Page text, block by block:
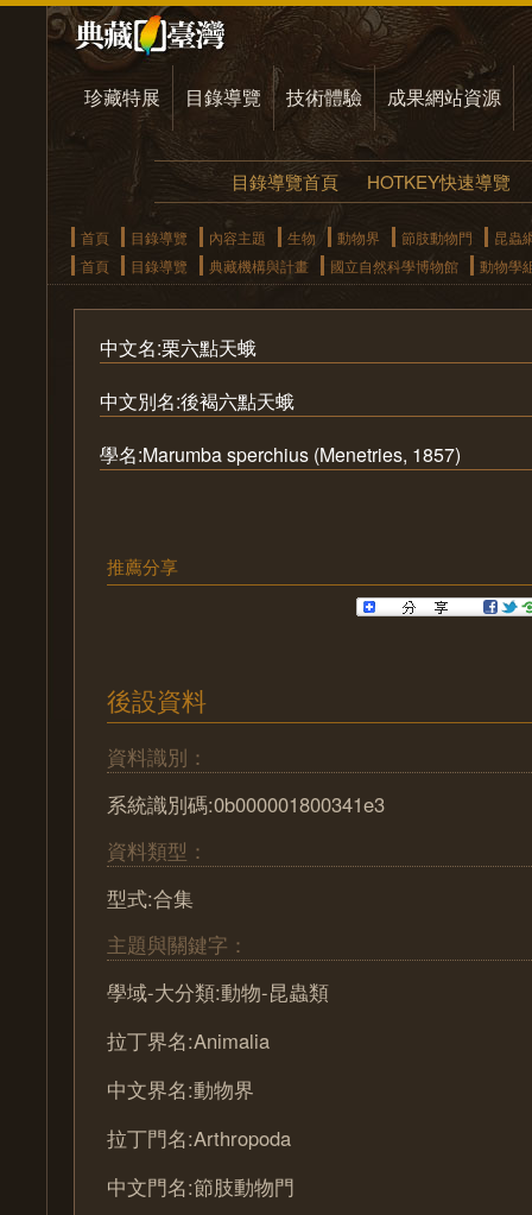
珍藏特展 目錄導覽 技術體驗 成果網站資源
目錄導覽首頁 HOTKEY快速導覽
首頁 目錄導覽 內容主題 生物 動物界 節肢動物門
昆蟲
首頁
目錄導覽 典藏機構與計畫 國立自然科學博物館 動物學
中文名:栗六點天蛾
中文別名:後褐六點天蛾
學名:Marumba sperchius (Menetries, 1857)
推薦分享
後設資料
資料識別：
系統識別碼:0b000001800341e3
資料類型：
型式:合集
主題與關鍵字：
學域-大分類:動物-昆蟲類
拉丁界名:Animalia
中文界名:動物界
拉丁門名:Arthropoda
中文門名:節肢動物門